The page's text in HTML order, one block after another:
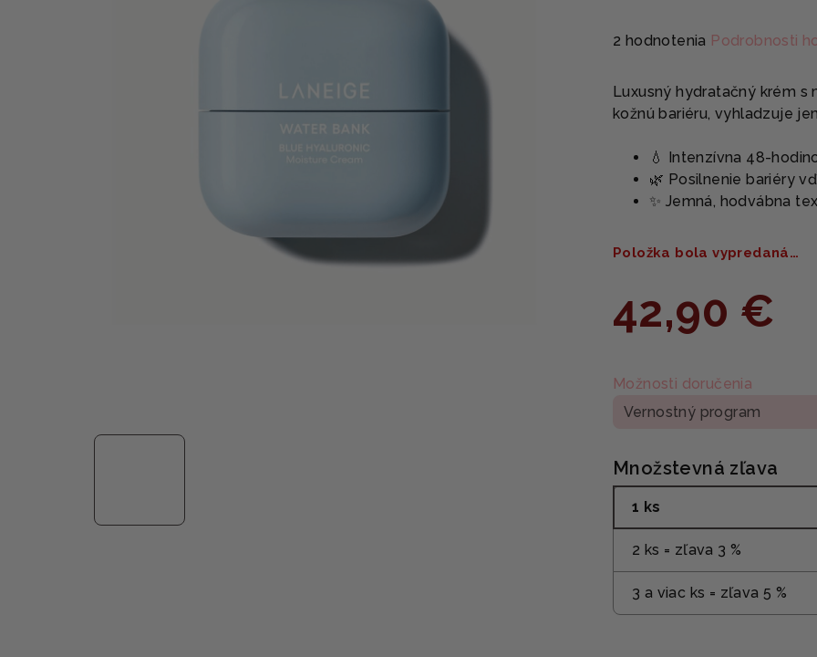
Priemerné
produktu
je
hviezdičiek.
2 hodnotenia Podrobnosti
Luxusný hydratačný krém s
kožnú bariéru, vyhladzuje
💧 Intenzívna 48-
🌿 Posilnenie bariéry
✨ Jemná, hodvábna
Položka bola vypredaná…
42,90 €
cena:
Možnosti doručenia
Vernostný program
Množstevná zľava
1 ks
2 ks = zľava 3 %
3 a viac ks = zľava 5 %